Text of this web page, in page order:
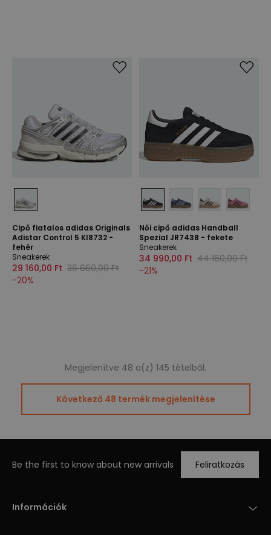
Cipő fiatalos adidas Originals
Adistar Control 5 KI8732 -
fehér
Sneakerek
29 160,00 Ft 36 660,00 Ft
-20%
Női cipő adidas Handball
Spezial JR7438 - fekete
Sneakerek
34 990,00 Ft 44 160,00 Ft
-21%
Megjelenítve 48 a(z) 145 tételből.
Következő 48 termék megjelenítése
Be the first to know about new arrivals Feliratkozás
Információk